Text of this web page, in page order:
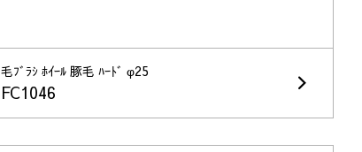
毛ﾌﾞﾗｼ ﾎｲｰﾙ 豚毛 ﾊｰﾄﾞ φ25
FC1046